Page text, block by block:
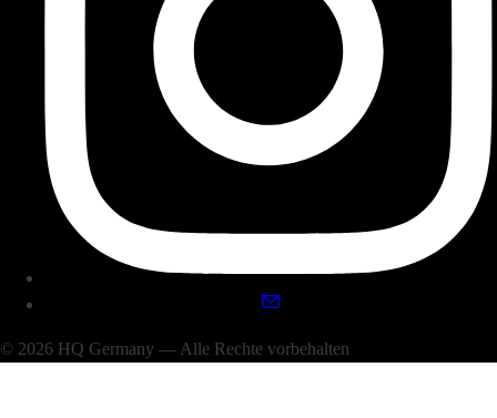
© 2026 HQ Germany — Alle Rechte vorbehalten